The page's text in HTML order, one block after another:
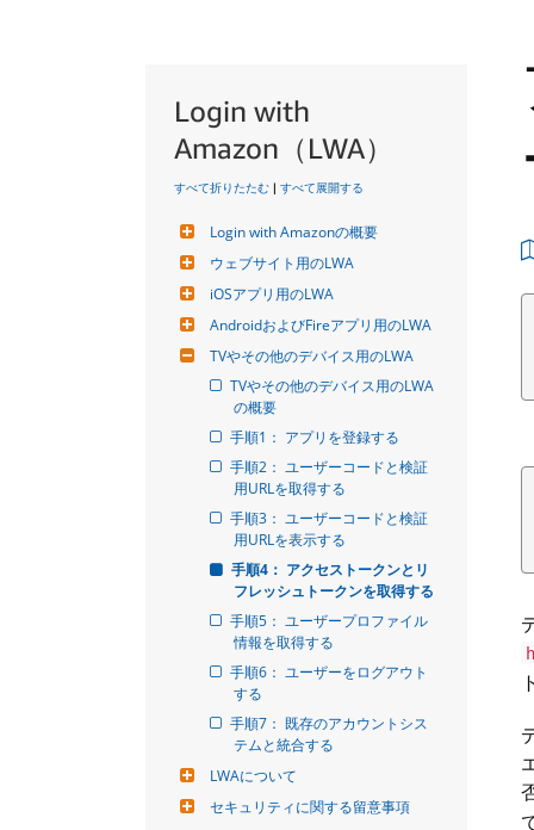
Login with
Amazon（LWA）
すべて折りたたむ | すべて展開する
Login with Amazonの概要
ウェブサイト用のLWA
iOSアプリ用のLWA
AndroidおよびFireアプリ用のLWA
TVやその他のデバイス用のLWA
TVやその他のデバイス用のLWA
の概要
手順1： アプリを登録する
手順2： ユーザーコードと検証
用URLを取得する
手順3： ユーザーコードと検証
用URLを表示する
手順4： アクセストークンとリ
フレッシュトークンを取得する
手順5： ユーザープロファイル
情報を取得する
手順6： ユーザーをログアウト
する
手順7： 既存のアカウントシス
テムと統合する
LWAについて
セキュリティに関する留意事項